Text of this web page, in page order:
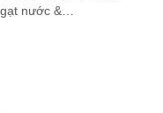
nước &…